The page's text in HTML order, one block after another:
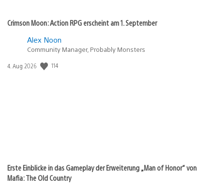
Crimson Moon: Action RPG erscheint am 1. September
Alex Noon
Community Manager, Probably Monsters
Veröffentlichungsdatum:
4. Aug 2026 114
Erste Einblicke in das Gameplay der Erweiterung „Man of Honor“ von
Mafia: The Old Country